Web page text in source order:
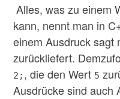
Alles, was zu einem
kann, nennt man in
einem Ausdruck sagt
zurückliefert.
2; , die den Wert 5
Ausdrücke sind auch